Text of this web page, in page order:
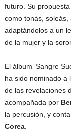
futuro. Su
como tonás, soleás,
adaptándolos a un
de la mujer y la
El álbum ‘Sangre
ha sido nominado a
de las revelaciones
acompañada por
la percusión, y
Corea